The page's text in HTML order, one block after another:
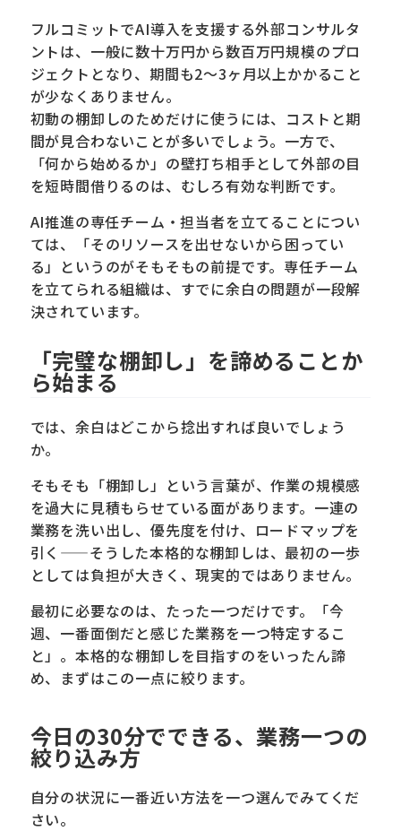
フルコミットでAI導入を支援する外部コンサルタ
ントは、一般に数十万円から数百万円規模のプロ
ジェクトとなり、期間も2〜3ヶ月以上かかること
が少なくありません。
初動の棚卸しのためだけに使うには、コストと期
間が見合わないことが多いでしょう。一方で、
「何から始めるか」の壁打ち相手として外部の目
を短時間借りるのは、むしろ有効な判断です。
AI推進の専任チーム・担当者を立てることについ
ては、「そのリソースを出せないから困ってい
る」というのがそもそもの前提です。専任チーム
を立てられる組織は、すでに余白の問題が一段解
決されています。
「完璧な棚卸し」を諦めることか
ら始まる
では、余白はどこから捻出すれば良いでしょう
か。
そもそも「棚卸し」という言葉が、作業の規模感
を過大に見積もらせている面があります。一連の
業務を洗い出し、優先度を付け、ロードマップを
引く——そうした本格的な棚卸しは、最初の一歩
としては負担が大きく、現実的ではありません。
最初に必要なのは、たった一つだけです。「今
週、一番面倒だと感じた業務を一つ特定するこ
と」。本格的な棚卸しを目指すのをいったん諦
め、まずはこの一点に絞ります。
今日の30分でできる、業務一つの
絞り込み方
自分の状況に一番近い方法を一つ選んでみてくだ
さい。